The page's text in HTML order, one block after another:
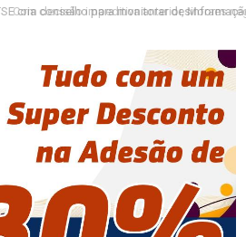
Com decisão impeditiva anterior, Moraes